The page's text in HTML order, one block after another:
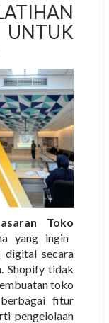
Toko
yang ingin
digital secara
Shopify tidak
toko
fitur
pengelolaan